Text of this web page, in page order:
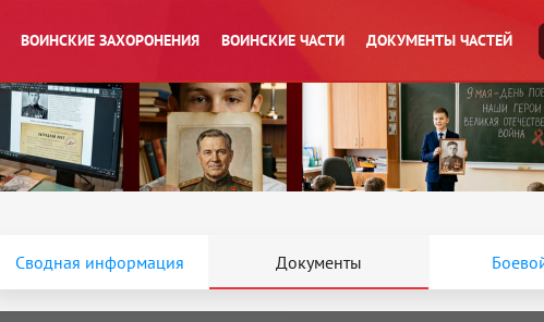
ВОИНСКИЕ ЗАХОРОНЕНИЯ ВОИНСКИЕ ЧАСТИ ДОКУМЕНТЫ ЧАСТЕЙ
Сводная информация Документы